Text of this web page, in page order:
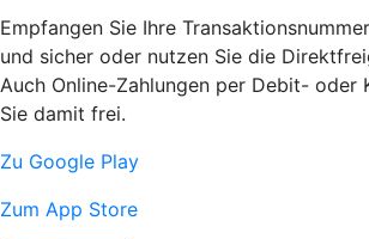
Empfangen Sie Ihre
und sicher oder nutzen Sie die
Auch Online-Zahlungen per Debit- oder
Sie damit frei.
Zu Google Play
Zum App Store